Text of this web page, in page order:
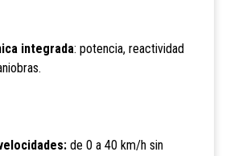
integrada: potencia, reactividad
de 0 a 40 km/h sin